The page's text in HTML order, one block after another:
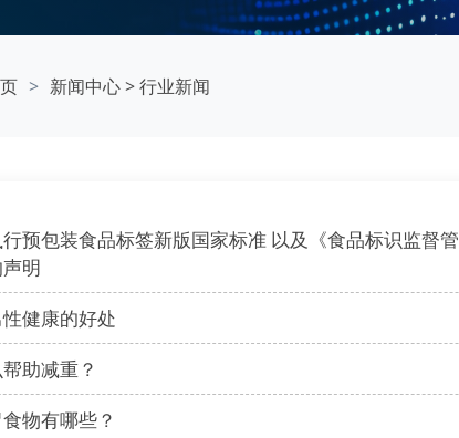
新闻中心>行业新闻
预包装食品标签新版国家标准 以及《食品标识监督管
明
健康的好处
助减重？
物有哪些？